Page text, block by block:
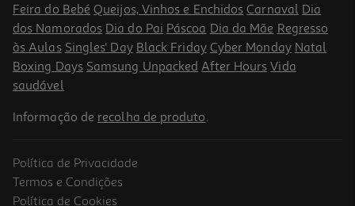
19,99 €
Feira do Bebé Queijos, Vinhos e Enchidos Carnaval Dia
dos Namorados Dia do Pai Páscoa Dia da Mãe Regresso
às Aulas Singles' Day Black Friday Cyber Monday Natal
Boxing Days Samsung Unpacked After Hours Vida
saudável
Informação de recolha de produto.
Política de Privacidade
Termos e Condições
Política de Cookies